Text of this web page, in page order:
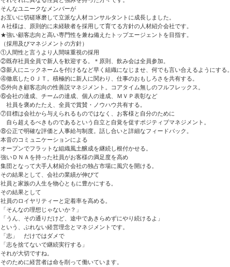
そんなユニークなメンバーが
お互いに切磋琢磨して立派な人材コンサルタントに成長しました。
Ａ社様は、原則的に未経験者を採用して育てる方針の人材紹介会社です。
★強い顧客志向と高い専門性を兼ね備えたトップエージェントを目指す。
（採用及びマネジメントの方針）
①人間性と言うより人間味重視の採用
②既存社員全員で新人を歓迎する。＊原則、飲み会は全員参加。
③新人にニックネームを付けるなど早く組織になじませ、何でも言い合えるようにする。
④徹底したＯＪＴ。積極的に新人に関わり、仕事のおもしろさを共有する。
⑤外向き顧客志向の性善説マネジメント。コアタイム無しのフルフレックス。
⑥会社の達成、チームの達成、個人の達成、ＭＶＰ表彰など
社員を褒めたたえ、全員で賞賛・ノウハウ共有する。
⑦目標は会社から与えられるものではなく、お客様と自分のために
自ら超えるべきものであるという自立と自覚を促すポジティブマネジメント。
⑧公正で明確な評価と人事給与制度。話し合いと詳細なフィードバック。
本音のコミュニケーションによる
オープンでフラットな組織風土醸成を継続し根付かせる。
強いＤＮＡを持った社員がお客様の満足度を高め
集団となって大手人材紹介会社の独占市場に風穴を開ける。
その結果として、会社の業績が伸びて
社員と家族の人生を物心ともに豊かにする。
その結果として
社員のロイヤリティーと定着率を高める。
「そんなの理想じゃないか？」
「うん、その通りだけど、途中であきらめずにやり続けるよ」
という、ぶれない経営理念とマネジメントです。
「志」 だけではダメで
「志を捨てないで継続実行する」
それが大切ですね。
そのために経営者は命を削って働いています。